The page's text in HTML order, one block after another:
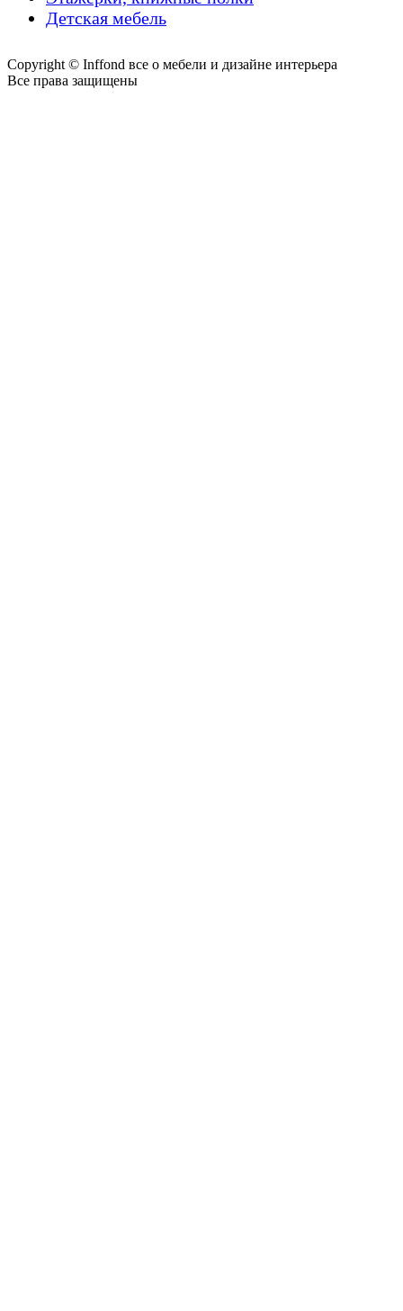
Детская мебель
Copyright © Inffond все о мебели и дизайне интерьера
Все права защищены